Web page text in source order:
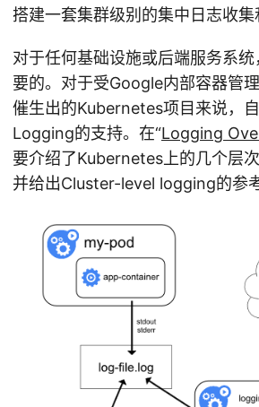
搭建一套集群级别的集中日志收集
对于任何基础设施或后端服务系
要的。对于受Google内部容器管
催生出的Kubernetes项目来说，
Logging的支持。在“Logging
要介绍了Kubernetes上的几个层
并给出Cluster-level logging的参